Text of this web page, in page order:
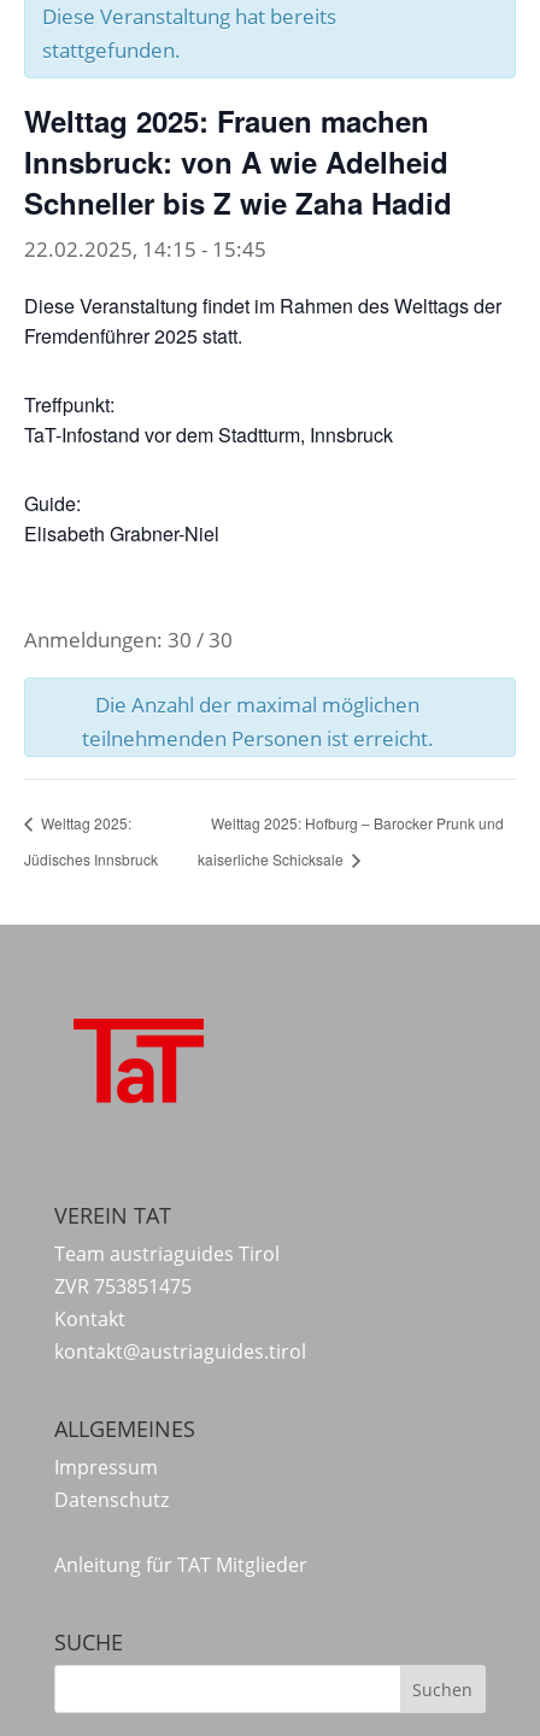
Diese Veranstaltung hat bereits
stattgefunden.
Welttag 2025: Frauen machen
Innsbruck: von A wie Adelheid
Schneller bis Z wie Zaha Hadid
22.02.2025, 14:15 - 15:45
Diese Veranstaltung findet im Rahmen des Welttags der
Fremdenführer 2025 statt.
Treffpunkt:
TaT-Infostand vor dem Stadtturm, Innsbruck
Guide:
Elisabeth Grabner-Niel
Anmeldungen: 30 / 30
Die Anzahl der maximal möglichen
teilnehmenden Personen ist erreicht.
Welttag 2025:
Jüdisches Innsbruck
Welttag 2025: Hofburg – Barocker Prunk und
kaiserliche Schicksale
VEREIN TAT
Team austriaguides Tirol
ZVR 753851475
Kontakt
kontakt@austriaguides.tirol
ALLGEMEINES
Impressum
Datenschutz
Anleitung für TAT Mitglieder
SUCHE